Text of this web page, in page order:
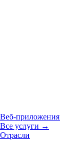
Веб-приложения
Все услуги →
Отрасли